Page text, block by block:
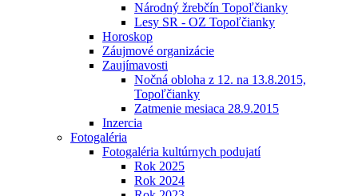
Národný žrebčín Topoľčianky
Lesy SR - OZ Topoľčianky
Horoskop
Záujmové organizácie
Zaujímavosti
Nočná obloha z 12. na 13.8.2015,
Topoľčianky
Zatmenie mesiaca 28.9.2015
Inzercia
Fotogaléria
Fotogaléria kultúrnych podujatí
Rok 2025
Rok 2024